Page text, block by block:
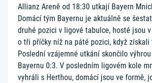
Allianz Areně od 18:30 utkají Bayern
Domácí tým Bayernu je aktuálně se
druhé pozici v ligové tabulce, hosté jsou
o tři příčky níž na páté pozici, když
Poslední vzájemné utkání skončilo
Bayernu 0:3. V posledním ligovém kole
vyhráli s Herthou, domácí jsou ve formě,